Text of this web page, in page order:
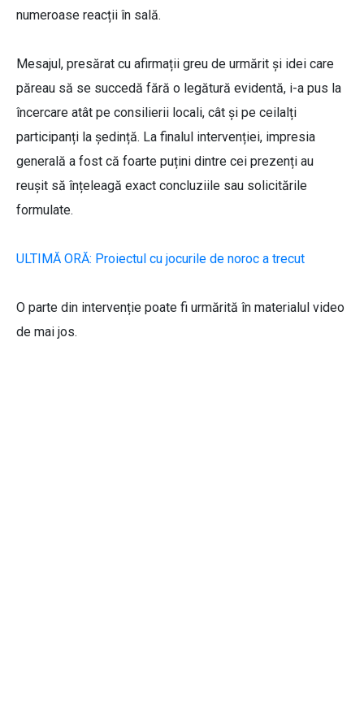
numeroase reacții în sală.
Mesajul, presărat cu afirmații greu de urmărit și idei care
păreau să se succedă fără o legătură evidentă, i-a pus la
încercare atât pe consilierii locali, cât și pe ceilalți
participanți la ședință. La finalul intervenției, impresia
generală a fost că foarte puțini dintre cei prezenți au
reușit să înțeleagă exact concluziile sau solicitările
formulate.
ULTIMĂ ORĂ: Proiectul cu jocurile de noroc a trecut
O parte din intervenție poate fi urmărită în materialul video
de mai jos.